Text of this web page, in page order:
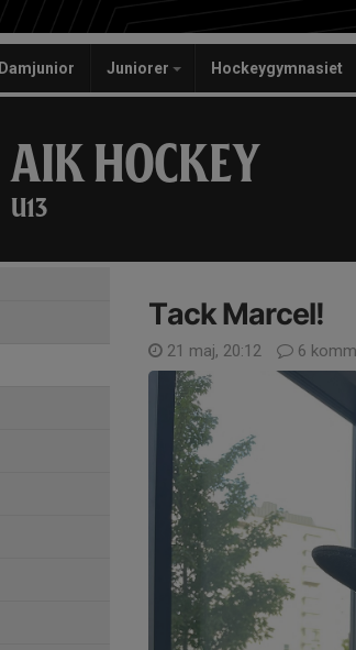
Damjunior Juniorer Hockeygymnasiet
AIK HOCKEY
U13
Tack Marcel!
21 maj, 20:12 6